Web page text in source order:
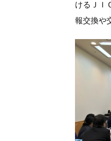
けるＪＩ
報交換や